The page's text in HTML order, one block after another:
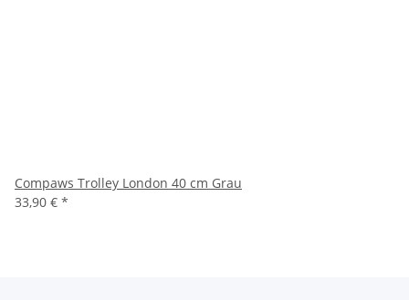
Compaws Trolley London 40 cm Grau
33,90 € *